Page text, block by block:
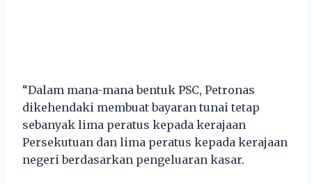
“Dalam mana-mana bentuk PSC, Petronas
dikehendaki membuat bayaran tunai tetap
sebanyak lima peratus kepada kerajaan
Persekutuan dan lima peratus kepada kerajaan
negeri berdasarkan pengeluaran kasar.